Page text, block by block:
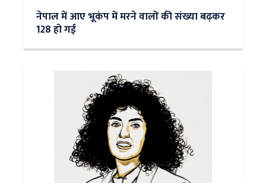
नेपाल में आए भूकंप में मरने वालों की संख्या बढ़कर
128 हो गई